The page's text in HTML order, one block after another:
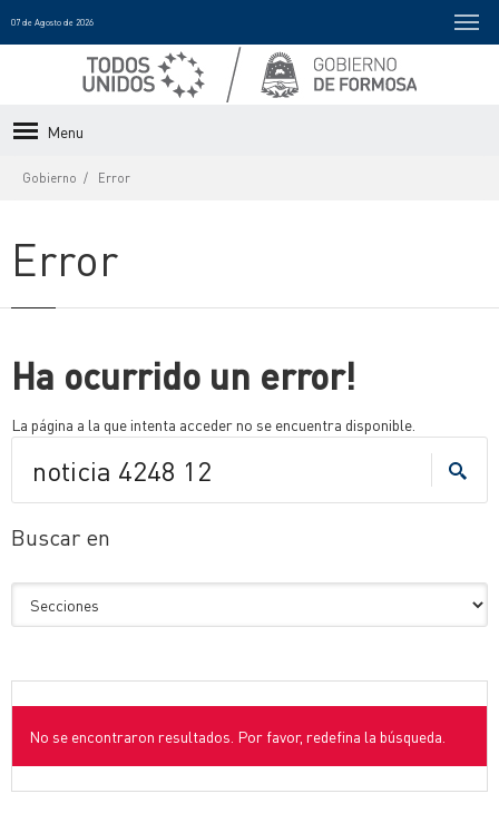
07 de Agosto de 2026
Menu
Gobierno Error
Error
Ha ocurrido un error!
La página a la que intenta acceder no se encuentra disponible.
Buscar en
No se encontraron resultados. Por favor, redefina la búsqueda.